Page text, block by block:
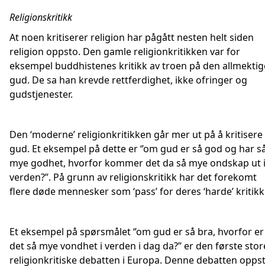
Religionskritikk
At noen kritiserer religion har pågått nesten helt siden
religion oppsto. Den gamle religionkritikken var for
eksempel buddhistenes kritikk av troen på den
gud. De sa han krevde rettferdighet, ikke ofringer og
gudstjenester.
Den ‘moderne’ religionkritikken går mer ut på å kritisere
gud. Et eksempel på dette er ‘’om gud er så god og har
mye godhet, hvorfor kommer det da så mye ondskap ut i
verden?’’. På grunn av religionskritikk har det forekomt
flere døde mennesker som ‘pass’ for deres ‘harde’
Et eksempel på spørsmålet ‘’om gud er så bra, hvorfor er
det så mye vondhet i verden i dag da?’’ er den første
religionkritiske debatten i Europa. Denne debatten